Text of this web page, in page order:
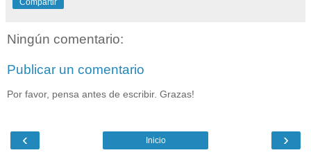
Compartir
Ningún comentario:
Publicar un comentario
Por favor, pensa antes de escribir. Grazas!
‹ ›
Inicio